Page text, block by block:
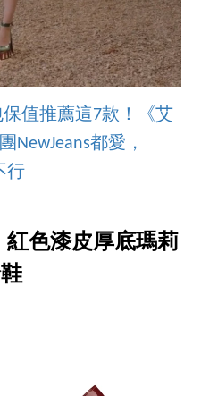
值推薦這7款！《艾
NewJeans都愛，
行
紅色漆皮厚底瑪莉